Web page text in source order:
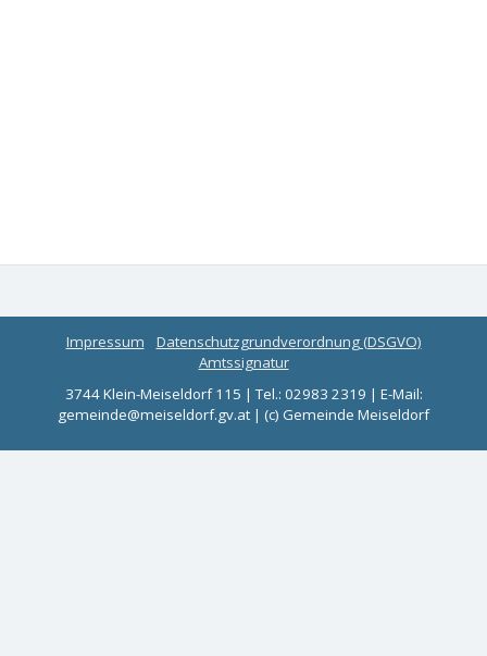
Impressum
Datenschutzgrundverordnung (DSGVO)
Amtssignatur
3744 Klein-Meiseldorf 115 | Tel.: 02983 2319 | E-Mail:
gemeinde@meiseldorf.gv.at | (c) Gemeinde Meiseldorf